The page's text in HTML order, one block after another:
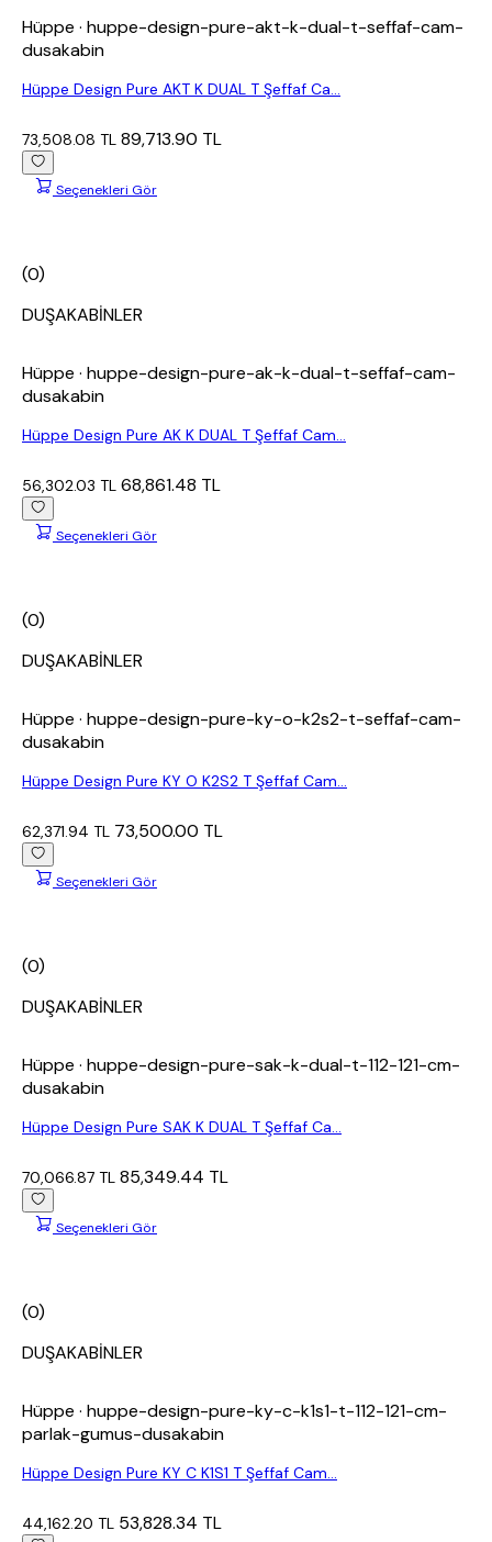
Hüppe · huppe-design-pure-akt-k-dual-t-seffaf-cam-
dusakabin
Hüppe Design Pure AKT K DUAL T Şeffaf Ca...
73,508.08 TL 89,713.90 TL
Seçenekleri Gör
(0)
DUŞAKABİNLER
Hüppe · huppe-design-pure-ak-k-dual-t-seffaf-cam-
dusakabin
Hüppe Design Pure AK K DUAL T Şeffaf Cam...
56,302.03 TL 68,861.48 TL
Seçenekleri Gör
(0)
DUŞAKABİNLER
Hüppe · huppe-design-pure-ky-o-k2s2-t-seffaf-cam-
dusakabin
Hüppe Design Pure KY O K2S2 T Şeffaf Cam...
62,371.94 TL 73,500.00 TL
Seçenekleri Gör
(0)
DUŞAKABİNLER
Hüppe · huppe-design-pure-sak-k-dual-t-112-121-cm-
dusakabin
Hüppe Design Pure SAK K DUAL T Şeffaf Ca...
70,066.87 TL 85,349.44 TL
Seçenekleri Gör
(0)
DUŞAKABİNLER
Hüppe · huppe-design-pure-ky-c-k1s1-t-112-121-cm-
parlak-gumus-dusakabin
Hüppe Design Pure KY C K1S1 T Şeffaf Cam...
44,162.20 TL 53,828.34 TL